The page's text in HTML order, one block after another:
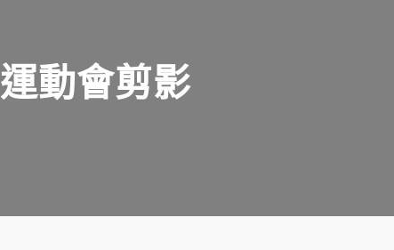
運動會剪影